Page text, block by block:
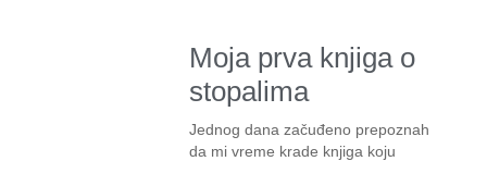
Moja prva knjiga o
stopalima
Jednog dana začuđeno prepoznah
da mi vreme krade knjiga koju